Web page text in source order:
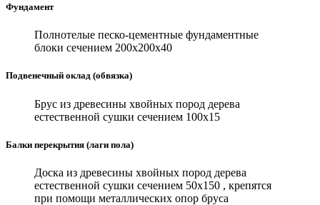
Фундамент
Полнотелые песко-цементные фундаментные
блоки сечением 200х200х40
Подвенечный оклад (обвязка)
Брус из древесины хвойных пород дерева
естественной сушки сечением 100х15
Балки перекрытия (лаги пола)
Доска из древесины хвойных пород дерева
естественной сушки сечением 50х150 , крепятся
при помощи металлических опор бруса